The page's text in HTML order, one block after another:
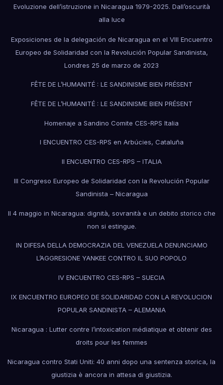
Evoluzione dell’istruzione in Nicaragua 1979-2025. Dall’oscurità
alla luce
Exposiciones de la delegación de Nicaragua en el VIII Encuentro
Europeo de Solidaridad con la Revolución Popular Sandinista,
Londres 25 de marzo de 2023
FÊTE DE L’HUMANITÉ : LE SANDINISME BIEN PRÉSENT
FÊTE DE L’HUMANITÉ : LE SANDINISME BIEN PRÉSENT
Homenaje a Sandino Comite CES-RPS Italia
I ENCUENTRO CES-RPS en Arbúcies, Cataluña
II ENCUENTRO CES-RPS – ITALIA
III Congreso Europeo de Solidaridad con la Revolución Popular
Sandinista – Nicaragua
Il 4 maggio in Nicaragua: dignità, sovranità e un debito storico che
non si estingue.
IN DIFESA DELLA DEMOCRAZIA DEL VENEZUELA DENUNCIAMO
L’AGGRESIONE YANKEE CONTRO IL SUO POPOLO
IV ENCUENTRO CES-RPS – SUECIA
IX ENCUENTRO EUROPEO DE SOLIDARIDAD CON LA REVOLUCION
POPULAR SANDINISTA – ALEMANIA
Nicaragua : Lutter contre l’intoxication médiatique et obtenir des
droits pour les femmes
Nicaragua contro Stati Uniti: 40 anni dopo una sentenza storica, la
giustizia è ancora in attesa di giustizia.